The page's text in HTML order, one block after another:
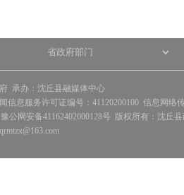
承办：沈丘县融媒体中心
信息服务许可证编号：41120200100 信息网络
公网安备41162402000128号 版权所有：沈丘